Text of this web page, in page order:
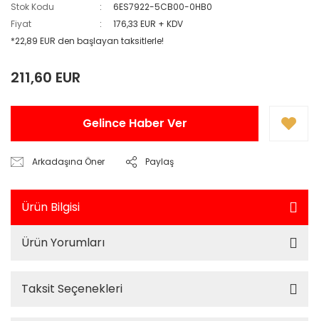
Stok Kodu
6ES7922-5CB00-0HB0
Fiyat
176,33 EUR + KDV
*22,89 EUR den başlayan taksitlerle!
211,60 EUR
Gelince Haber Ver
Arkadaşına Öner Paylaş
Ürün Bilgisi
Ürün Yorumları
Taksit Seçenekleri